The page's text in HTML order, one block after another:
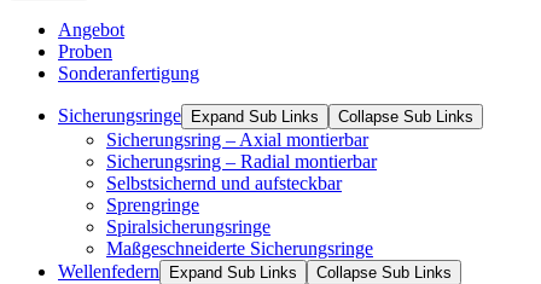
Angebot
Proben
Sonderanfertigung
Sicherungsringe Expand Sub Links Collapse Sub Links
Sicherungsring – Axial montierbar
Sicherungsring – Radial montierbar
Selbstsichernd und aufsteckbar
Sprengringe
Spiralsicherungsringe
Maßgeschneiderte Sicherungsringe
Wellenfedern
Expand Sub Links Collapse Sub Links